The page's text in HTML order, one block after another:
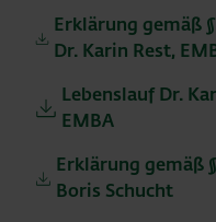
Erklärung gemäß
Dr. Karin Rest,
Lebenslauf Dr.
EMBA
Erklärung gemäß
Boris Schucht